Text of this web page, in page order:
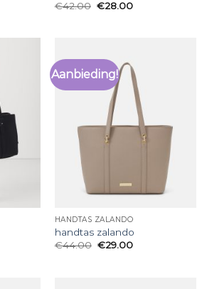
€42.00 €28.00
Aanbieding!
HANDTAS ZALANDO
handtas zalando
€44.00 €29.00